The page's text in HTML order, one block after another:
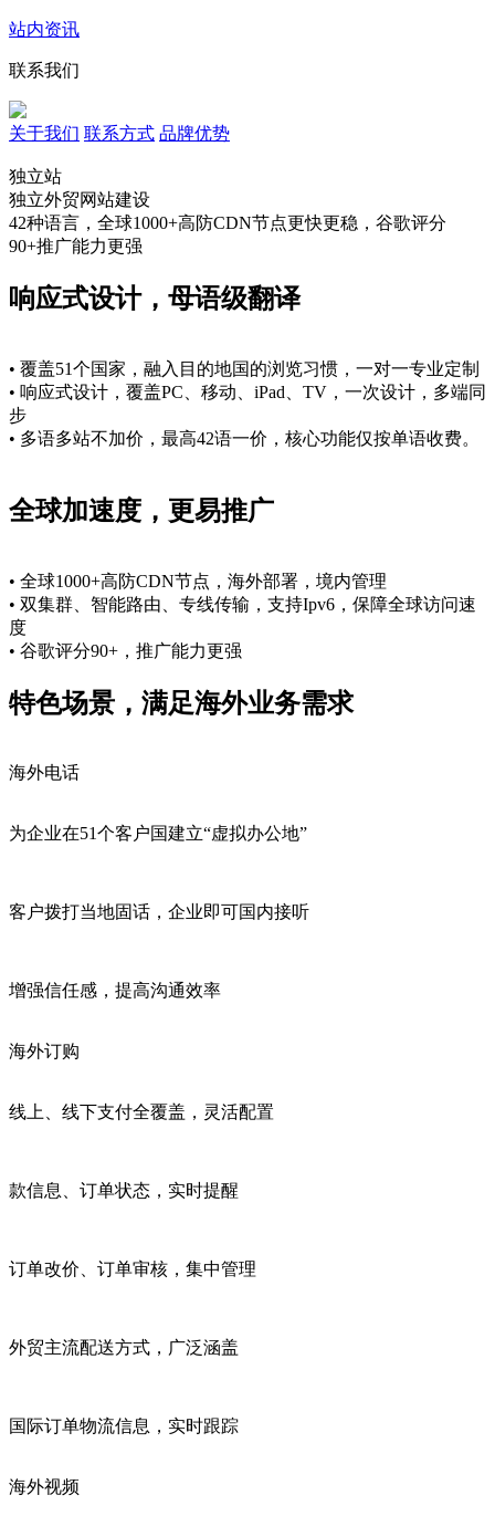
站内资讯
联系我们
关于我们 联系方式 品牌优势
独立站
独立外贸网站建设
42种语言，全球1000+高防CDN节点更快更稳，谷歌评分
90+推广能力更强
响应式设计，母语级翻译
• 覆盖51个国家，融入目的地国的浏览习惯，一对一专业定制
• 响应式设计，覆盖PC、移动、iPad、TV，一次设计，多端同
步
• 多语多站不加价，最高42语一价，核心功能仅按单语收费。
全球加速度，更易推广
• 全球1000+高防CDN节点，海外部署，境内管理
• 双集群、智能路由、专线传输，支持Ipv6，保障全球访问速
度
• 谷歌评分90+，推广能力更强
特色场景，满足海外业务需求
海外电话
为企业在51个客户国建立“虚拟办公地”
客户拨打当地固话，企业即可国内接听
增强信任感，提高沟通效率
海外订购
线上、线下支付全覆盖，灵活配置
款信息、订单状态，实时提醒
订单改价、订单审核，集中管理
外贸主流配送方式，广泛涵盖
国际订单物流信息，实时跟踪
海外视频